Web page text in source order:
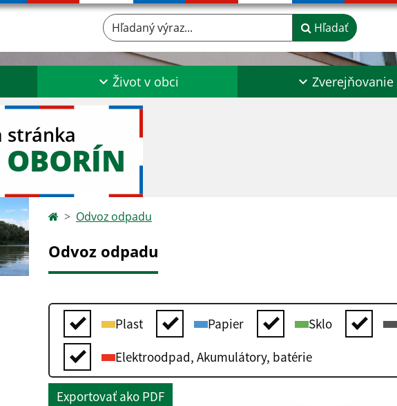
Hľadaný výraz... Hľadať
Život v obci Zverejňovanie
stránka
OBORÍN
Odvoz odpadu
Odvoz odpadu
Plast Papier Sklo
Elektroodpad, Akumulátory, batérie
Exportovať ako PDF